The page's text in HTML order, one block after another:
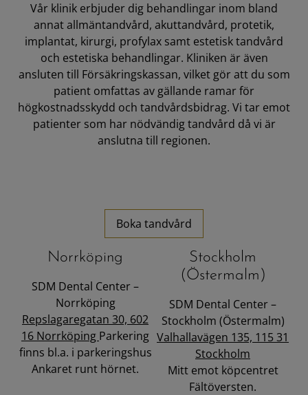
Vår klinik erbjuder dig behandlingar inom bland
annat allmäntandvård, akuttandvård, protetik,
implantat, kirurgi, profylax samt estetisk tandvård
och estetiska behandlingar. Kliniken är även
ansluten till Försäkringskassan, vilket gör att du som
patient omfattas av gällande ramar för
högkostnadsskydd och tandvårdsbidrag. Vi tar emot
patienter som har nödvändig tandvård då vi är
anslutna till regionen.
Boka tandvård
Norrköping
SDM Dental Center –
Norrköping
Repslagaregatan 30, 602
16 Norrköping Parkering
finns bl.a. i parkeringshus
Ankaret runt hörnet.
Stockholm
(Östermalm)
SDM Dental Center –
Stockholm (Östermalm)
Valhallavägen 135, 115 31
Stockholm
Mitt emot köpcentret
Fältöversten.